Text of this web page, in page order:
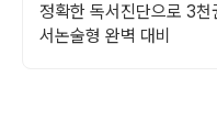
정확한 독서진단으로 3
서논술형 완벽 대비